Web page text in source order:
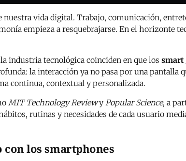
nuestra vida digital. Trabajo, comunicación,
empieza a resquebrajarse. En el horizonte
industria tecnológica coinciden en que los smart
la interacción ya no pasa por una
continua, contextual y personalizada.
MIT Technology Reviewy Popular Science, a
rutinas y necesidades de cada usuario
los smartphones